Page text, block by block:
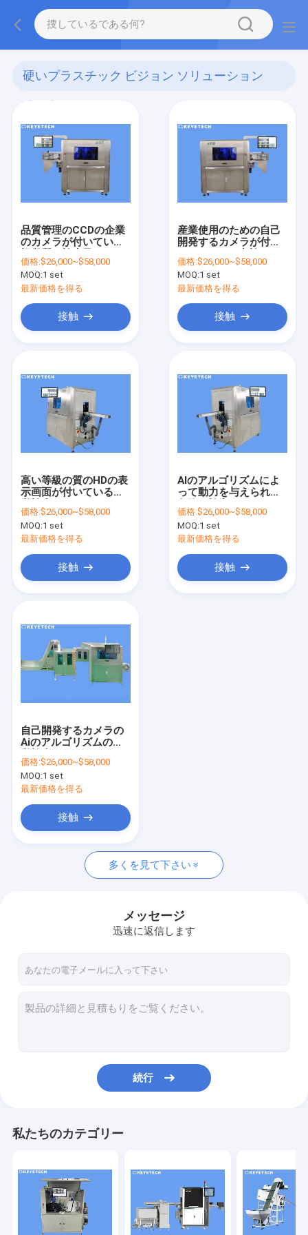
硬いプラスチック ビジョン ソリューション
品質管理のCCDの企業
のカメラが付いている
価格:$26,000~$58,000
MOQ:1 set
最新価格を得る
接触
産業使用のための自己
開発するカメラが付い
Visualizer
価格:$26,000~$58,000
MOQ:1 set
最新価格を得る
接触
高い等級の質のHDの表
示画面が付いている視
価格:$26,000~$58,000
MOQ:1 set
最新価格を得る
接触
AIのアルゴリズムによ
って動力を与えられる
目視検差機械
価格:$26,000~$58,000
MOQ:1 set
最新価格を得る
接触
自己開発するカメラの
Aiのアルゴリズムの視
価格:$26,000~$58,000
MOQ:1 set
最新価格を得る
接触
多くを見て下さい
メッセージ
迅速に返信します
続行
私たちのカテゴリー